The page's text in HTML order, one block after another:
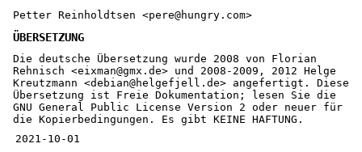
Petter Reinholdtsen <pere@hungry.com>
ÜBERSETZUNG
Die deutsche Übersetzung wurde 2008 von Florian
Rehnisch <eixman@gmx.de> und 2008-2009, 2012 Helge
Kreutzmann <debian@helgefjell.de> angefertigt. Diese
Übersetzung ist Freie Dokumentation; lesen Sie die
GNU General Public License Version 2 oder neuer für
die Kopierbedingungen. Es gibt KEINE HAFTUNG.
2021-10-01